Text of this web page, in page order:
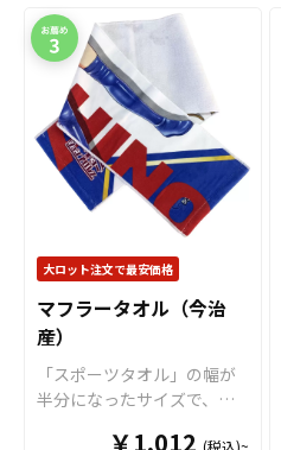
す。「
ボトルキャップアク
スタ 」は、ペットボトルの
キャップに取り付けるだけ
で“推しのアクリルスタンド
専用ステージ”が完成！様々
なシーンで推し活がもっと
楽しくなるアイテムです。
独自設計のボトルキャップ
（特許出願中）は多く
のペットボトルにしっかり
フィットし、選べる6色のカ
ラーラインナップで作品世
界に合わせた表現が可能。
アクスタ部分はダイカット
加工に対応しており、キャ
ラクター・ロゴ・シンボル
など自由な形状で制作でき
ます。場所を取らないミニ
大ロット注文で最安価格
マフラータオル（今治
産）
「スポーツタオル」の幅が
半分になったサイズで、首
￥1,012 (税込)~